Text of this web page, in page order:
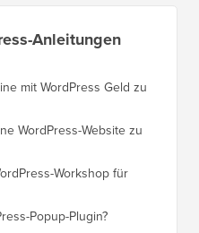
Anleitungen
mit WordPress Geld zu
WordPress-Website zu
Workshop für
Popup-Plugin?